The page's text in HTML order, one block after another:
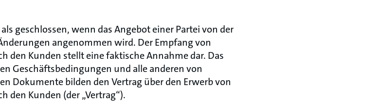
geschlossen, wenn das Angebot einer Partei von der
angenommen wird. Der Empfang von
den Kunden stellt eine faktische Annahme dar. Das
Geschäftsbedingungen und alle anderen von
Dokumente bilden den Vertrag über den Erwerb von
den Kunden (der „Vertrag“).